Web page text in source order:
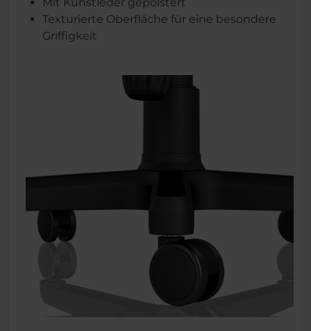
Texturierte Oberfläche für eine besondere
Griffigkeit